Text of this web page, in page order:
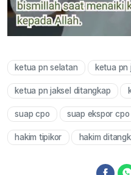
ketua pn selatan ketua pn
ketua pn jaksel ditangkap
suap cpo suap ekspor cpo
hakim tipikor hakim